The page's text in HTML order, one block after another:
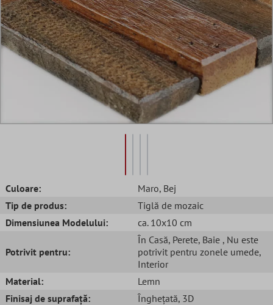
Culoare: Maro, Bej
Tip de produs:
Tiglă de mozaic
Dimensiunea Modelului:
ca. 10x10 cm
Potrivit pentru:
În Casă, Perete, Baie , Nu este
potrivit pentru zonele umede,
Interior
Material:
Lemn
Finisaj de suprafață:
Înghețată, 3D